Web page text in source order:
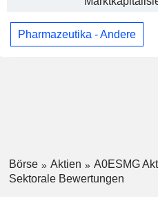
Pharmazeutika - Andere
Börse Aktien A0ESMG
Sektorale Bewertungen